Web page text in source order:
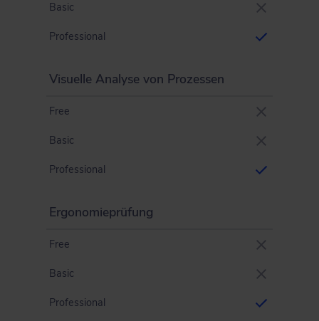
Basic
Professional
Visuelle Analyse von Prozessen
Free
Basic
Professional
Ergonomieprüfung
Free
Basic
Professional